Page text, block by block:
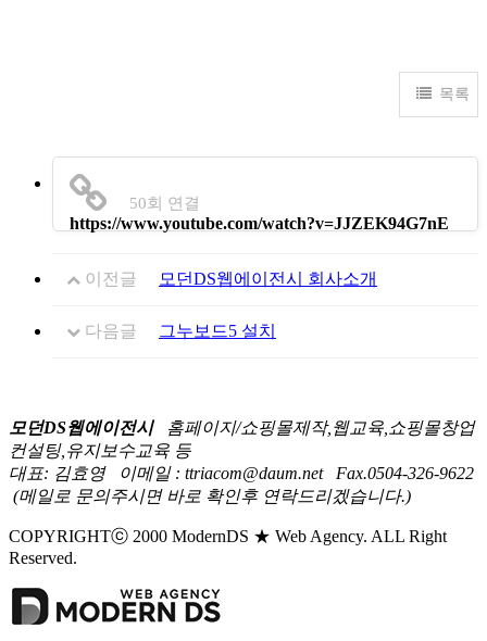
목록
https://www.youtube.com/watch?v=JJZEK94G7nE
50회 연결
이전글 모던DS웹에이전시 회사소개
다음글 그누보드5 설치
모던DS웹에이전시홈페이지/쇼핑몰제작,웹교육,쇼핑몰창업
컨설팅,유지보수교육 등
대표: 김효영
이메일 : ttriacom@daum.net
Fax.0504-326-9622
(메일로 문의주시면 바로 확인후 연락드리겠습니다.)
COPYRIGHTⓒ 2000 ModernDS ★ Web Agency. ALL Right
Reserved.